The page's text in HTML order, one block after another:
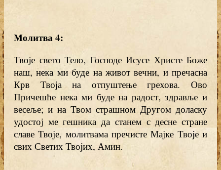
Молитва 4:
Твоје свето Тело, Господе Исусе Христе Боже
наш, нека ми буде на живот вечни, и пречасна
Крв Твоја на отпуштење грехова. Ово
Причешће нека ми буде на радост, здравље и
весеље; и на Твом страшном Другом доласку
удостој ме гешника да станем с десне стране
славе Твоје, молитвама пречисте Мајке Твоје и
свих Светих Твојих, Амин.